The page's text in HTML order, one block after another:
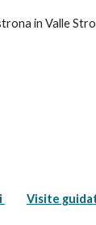
in Valle
Visite